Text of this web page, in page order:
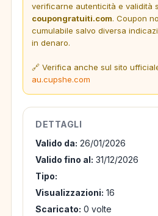
verificarne autenticità e validità
coupongratuiti.com. Coupon
cumulabile salvo diversa
in denaro.
🔗 Verifica anche sul sito
au.cupshe.com
DETTAGLI
Valido da: 26/01/2026
Valido fino al: 31/12/2026
Tipo:
Visualizzazioni: 16
Scaricato: 0 volte